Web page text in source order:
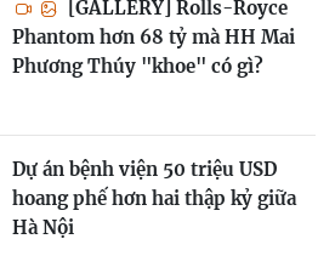
[GALLERY] Rolls-Royce
Phantom hơn 68 tỷ mà HH Mai
Phương Thúy "khoe" có gì?
Dự án bệnh viện 50 triệu USD
hoang phế hơn hai thập kỷ giữa
Hà Nội